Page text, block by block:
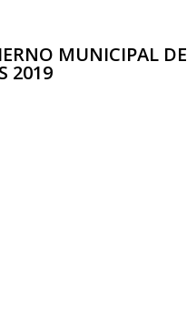
MUNICIPAL DE
2019